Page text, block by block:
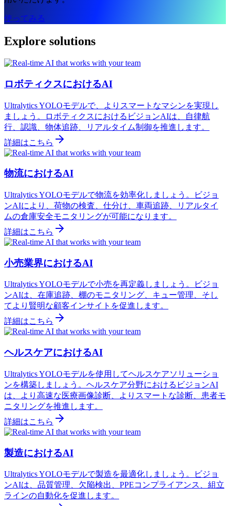
使ってみる
Explore solutions
ロボティクスにおけるAI
Ultralytics YOLOモデルで、よりスマートなマシンを実現し
ましょう。ロボティクスにおけるビジョンAIは、自律航
行、認識、物体追跡、リアルタイム制御を推進します。
詳細はこちら
物流におけるAI
Ultralytics YOLOモデルで物流を効率化しましょう。ビジョ
ンAIにより、荷物の検査、仕分け、車両追跡、リアルタイ
ムの倉庫安全モニタリングが可能になります。
詳細はこちら
小売業界におけるAI
Ultralytics YOLOモデルで小売を再定義しましょう。ビジョ
ンAIは、在庫追跡、棚のモニタリング、キュー管理、そし
てより賢明な顧客インサイトを促進します。
詳細はこちら
ヘルスケアにおけるAI
Ultralytics YOLOモデルを使用してヘルスケアソリューショ
ンを構築しましょう。ヘルスケア分野におけるビジョンAI
は、より高速な医療画像診断、よりスマートな診断、患者モ
ニタリングを推進します。
詳細はこちら
製造におけるAI
Ultralytics YOLOモデルで製造を最適化しましょう。ビジョ
ンAIは、品質管理、欠陥検出、PPEコンプライアンス、組立
ラインの自動化を促進します。